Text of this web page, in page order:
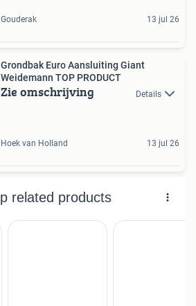
Gouderak 13 jul 26
Grondbak Euro Aansluiting Giant
Weidemann TOP PRODUCT
Zie omschrijving Details
Hoek van Holland 13 jul 26